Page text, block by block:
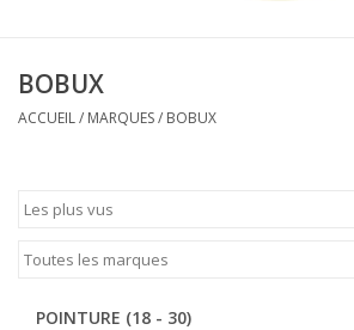
HELLO HOSSY casquettes
JEUNE PREMIER
SOFTSOLES
BOBUX
ACCUEIL/ MARQUES/ BOBUX
POINTURE (18 - 30)